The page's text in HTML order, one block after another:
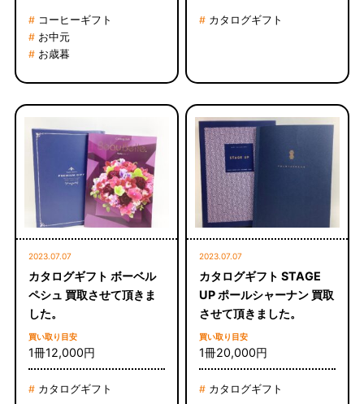
#コーヒーギフト
#お中元
#お歳暮
# カタログギフト
2023.07.07
カタログギフト ボーベル
ペシュ 買取させて頂きま
した。
買い取り目安
1冊12,000円
#カタログギフト
2023.07.07
カタログギフト STAGE
UP ポールシャーナン 買取
させて頂きました。
買い取り目安
1冊20,000円
# カタログギフト